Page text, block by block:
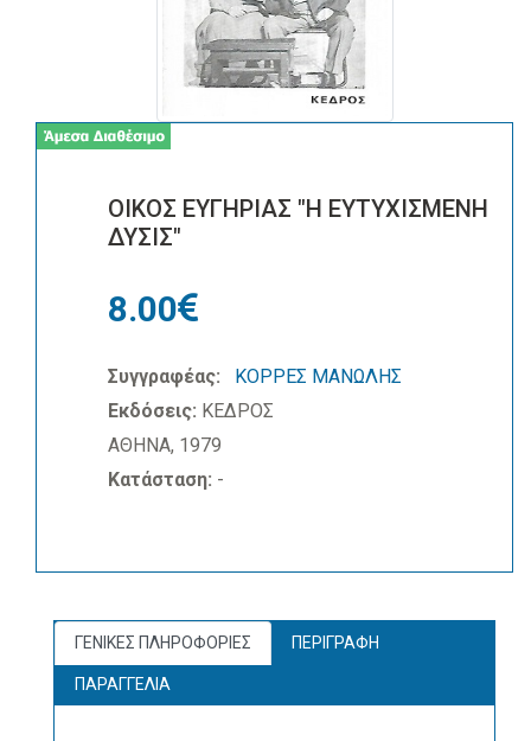
ΟΙΚΟΣ ΕΥΓΗΡΙΑΣ "Η ΕΥΤΥΧΙΣΜΕΝΗ
ΔΥΣΙΣ"
8.00
Συγγραφέας:
ΚΟΡΡΕΣ ΜΑΝΩΛΗΣ
Εκδόσεις: ΚΕΔΡΟΣ
ΑΘΗΝΑ, 1979
Κατάσταση: -
ΓΕΝΙΚΕΣ ΠΛΗΡΟΦΟΡΙΕΣ ΠΕΡΙΓΡΑΦΗ
ΠΑΡΑΓΓΕΛΙΑ